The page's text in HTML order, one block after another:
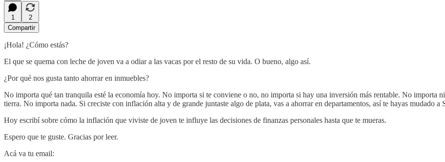
1
2
Compartir
¡Hola! ¿Cómo estás?
El que se quema con leche de joven va a odiar a las vacas por el resto de su vida. O bueno, algo así.
¿Por qué nos gusta tanto ahorrar en inmuebles?
No importa qué tan tranquila esté la economía hoy. No importa si te conviene o no, no importa si hay una inversión más rentable. No importa
tierra. No importa nada. Si creciste con inflación alta y de grande juntaste algo de plata, vas a ahorrar en departamentos, así te hayas mudado a
Hoy escribí sobre cómo la inflación que viviste de joven te influye las decisiones de finanzas personales hasta que te mueras.
Espero que te guste. Gracias por leer.
Acá va tu email: